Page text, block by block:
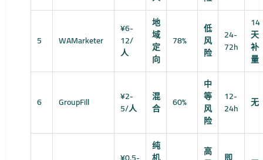
5 WAMarketer
¥6-
12/
人
地
域
定
向
78%
低
风
险
24-
72h
14
天
补
量
6 GroupFill
¥2-
5/人
混
合
60%
中
等
风
险
12-
24h
无
纯
高